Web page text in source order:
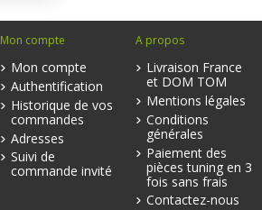
Mon compte
Mon compte
Authentification
Historique de vos
commandes
Adresses
Suivi de
commande invité
A propos
Livraison France
et DOM TOM
Mentions légales
Conditions
générales
Paiement des
pièces tuning en 3
fois sans frais
Contactez-nous